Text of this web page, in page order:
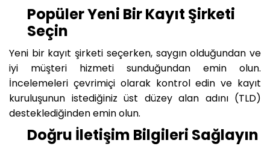
Popüler Yeni Bir Kayıt Şirketi
Seçin
Yeni bir kayıt şirketi seçerken, saygın olduğundan ve
iyi müşteri hizmeti sunduğundan emin olun.
İncelemeleri çevrimiçi olarak kontrol edin ve kayıt
kuruluşunun istediğiniz üst düzey alan adını (TLD)
desteklediğinden emin olun.
Doğru İletişim Bilgileri Sağlayın